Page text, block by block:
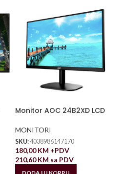
Monitor AOC 24B2XD LCD
MONITORI
SKU:4038986147170
180,00KM +PDV
210,60KM sa PDV